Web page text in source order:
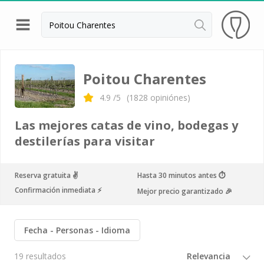
Volver
Bodegas y cata de vinos Alsacia
Bodegas y cata de vinos Beaujolais
Bodegas y cata de vinos Bordeaux
Bodegas y cata de champagne
Bodegas y cata de vinos Languedoc Rosellón
Poitou Charentes
4.9 /5 (1828 opiniónes)
Las mejores catas de vino, bodegas y
destilerías para visitar
Reserva gratuita ✌️
Hasta 30 minutos antes ⏱
Confirmación inmediata ⚡️
Mejor precio garantizado 🎉
Fecha Personas Idioma
19 resultados